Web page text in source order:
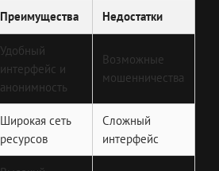
Преимущества Недостатки
Удобный
интерфейс и
анонимность
Возможные
мошенничества
Широкая сеть
ресурсов
Сложный
интерфейс